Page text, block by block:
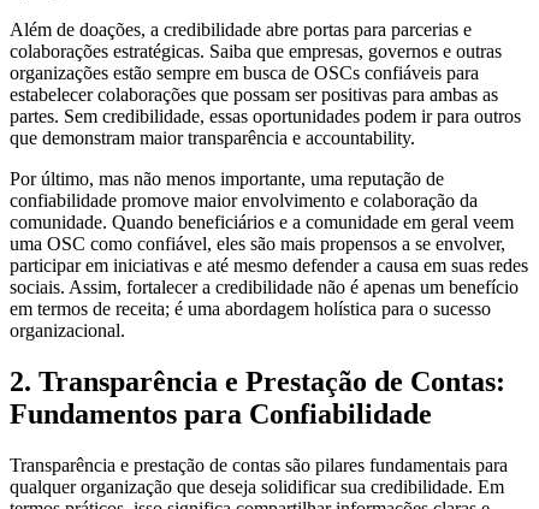
Além de doações, a credibilidade abre portas para parcerias e
colaborações estratégicas. Saiba que empresas, governos e outras
organizações estão sempre em busca de OSCs confiáveis para
estabelecer colaborações que possam ser positivas para ambas as
partes. Sem credibilidade, essas oportunidades podem ir para outros
que demonstram maior transparência e accountability.
Por último, mas não menos importante, uma reputação de
confiabilidade promove maior envolvimento e colaboração da
comunidade. Quando beneficiários e a comunidade em geral veem
uma OSC como confiável, eles são mais propensos a se envolver,
participar em iniciativas e até mesmo defender a causa em suas redes
sociais. Assim, fortalecer a credibilidade não é apenas um benefício
em termos de receita; é uma abordagem holística para o sucesso
organizacional.
2. Transparência e Prestação de Contas:
Fundamentos para Confiabilidade
Transparência e prestação de contas são pilares fundamentais para
qualquer organização que deseja solidificar sua credibilidade. Em